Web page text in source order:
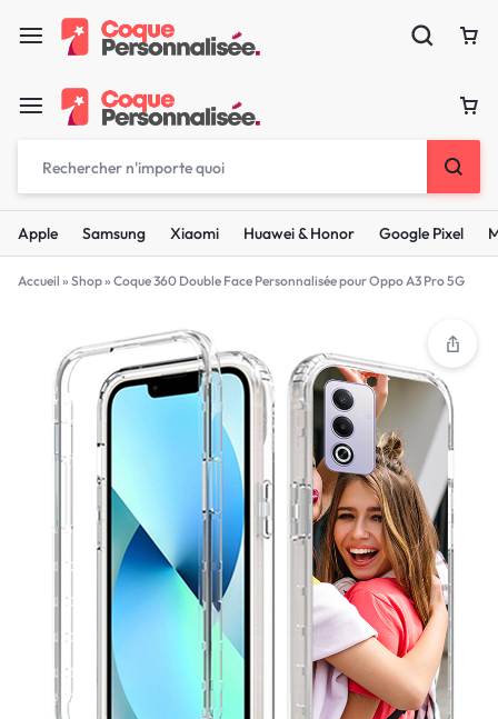
Apple Samsung Xiaomi Huawei & Honor Google Pixel
Accueil » Shop» Coque 360 Double Face Personnalisée pour Oppo A3 Pro 5G